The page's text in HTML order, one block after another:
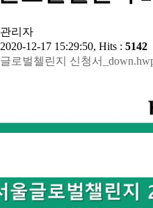
관리자
2020-12-17 15:29:50, Hits : 5142
글로벌첼린지 신청서